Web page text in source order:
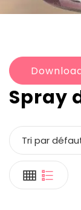
Spray
Tri par